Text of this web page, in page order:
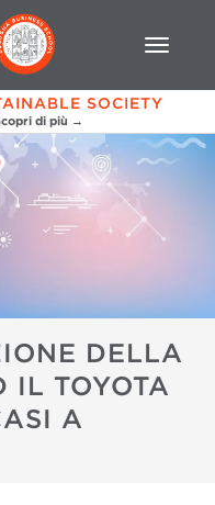
SOCIETY
di più →
DELLA
IL TOYOTA
A